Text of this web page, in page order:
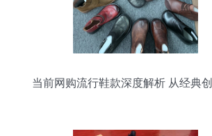
当前网购流行鞋款深度解析 从经典